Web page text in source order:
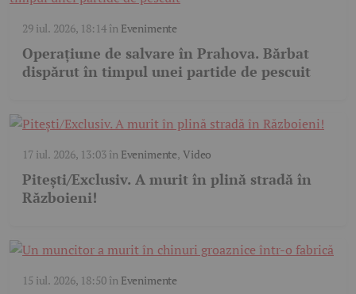
29 iul. 2026, 18:14în Evenimente
Operațiune de salvare în Prahova. Bărbat
dispărut în timpul unei partide de pescuit
17 iul. 2026, 13:03în Evenimente,Video
Pitești/Exclusiv. A murit în plină stradă în
Războieni!
15 iul. 2026, 18:50în Evenimente